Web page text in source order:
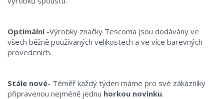
Optimální -Výrobky značky Tescoma jsou dodávány ve
všech běžně používaných velikostech a ve více barevných
provedeních.
Stále nové- Téměř každý týden máme pro své zákazníky
připravenou nejméně jednu horkou novinku.